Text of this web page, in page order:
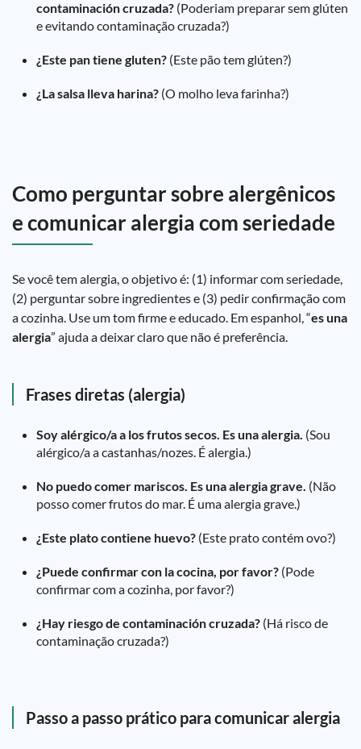
contaminación cruzada? (Poderiam preparar sem glúten
e evitando contaminação cruzada?)
¿Este pan tiene gluten? (Este pão tem glúten?)
¿La salsa lleva harina? (O molho leva farinha?)
Como perguntar sobre alergênicos
e comunicar alergia com seriedade
Se você tem alergia, o objetivo é: (1) informar com seriedade,
(2) perguntar sobre ingredientes e (3) pedir confirmação com
a cozinha. Use um tom firme e educado. Em espanhol, “es una
alergia” ajuda a deixar claro que não é preferência.
Frases diretas (alergia)
Soy alérgico/a a los frutos secos. Es una alergia. (Sou
alérgico/a a castanhas/nozes. É alergia.)
No puedo comer mariscos. Es una alergia grave. (Não
posso comer frutos do mar. É uma alergia grave.)
¿Este plato contiene huevo? (Este prato contém ovo?)
¿Puede confirmar con la cocina, por favor? (Pode
confirmar com a cozinha, por favor?)
¿Hay riesgo de contaminación cruzada? (Há risco de
contaminação cruzada?)
Passo a passo prático para comunicar alergia